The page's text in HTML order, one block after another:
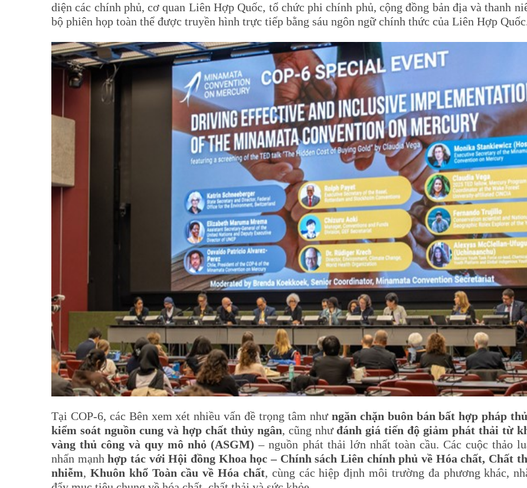
diện các chính phủ, cơ quan Liên Hợp Quốc, tổ chức phi chính phủ, cộng đồng bản địa và thanh
bộ phiên họp toàn thể được truyền hình trực tiếp bằng sáu ngôn ngữ chính thức của Liên Hợp
Tại COP-6, các Bên xem xét nhiều vấn đề trọng tâm như ngăn chặn buôn bán bất hợp pháp
kiểm soát nguồn cung và hợp chất thủy ngân, cũng nhưđánh giá tiến độ giảm phát thải từ
vàng thủ công và quy mô nhỏ (ASGM) – nguồn phát thải lớn nhất toàn cầu. Các cuộc thảo
nhấn mạnhhợp tác với Hội đồng Khoa học – Chính sách Liên chính phủ về Hóa chất, Chất
nhiễm, Khuôn khổ Toàn cầu về Hóa chất, cùng các hiệp định môi trường đa phương khác,
Thông báo v/v thực
hành chính nhập khẩu
cần kiểm soát đặc biệt
chất cấp
Thông báo v/v thực
hành chính nhập khẩu
kiểm soát đặc biệt do